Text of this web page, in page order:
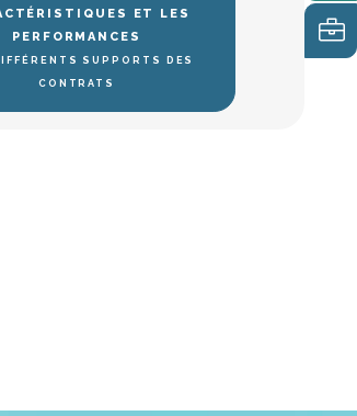
ET LES
PERFORMANCES
SUPPORTS DES
CONTRATS